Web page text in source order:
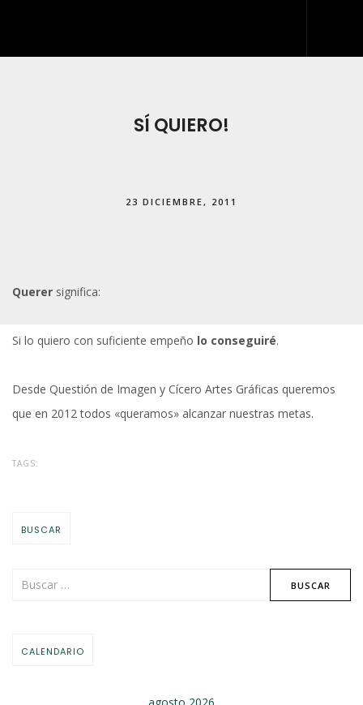
ARTES GRÁFICAS Y ROTULACIÓN
CONTACTO
SÍ QUIERO!
23 DICIEMBRE, 2011
Querer significa:
Si lo quiero con suficiente empeño lo conseguiré.
Desde Questión de Imagen y Cícero Artes Gráficas queremos
que en 2012 todos «queramos» alcanzar nuestras metas.
TAGS:
BUSCAR
CALENDARIO